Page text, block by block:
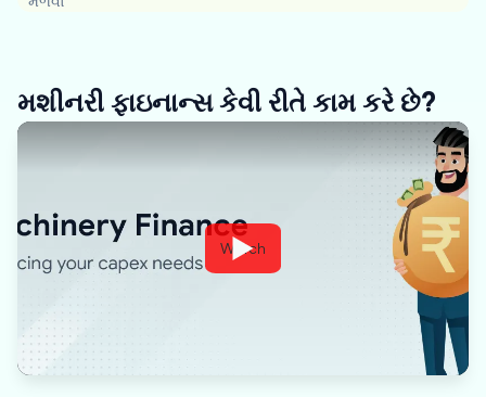
મશીનરી ફાઇનાન્સ કેવી રીતે કામ કરે છે?
Watch